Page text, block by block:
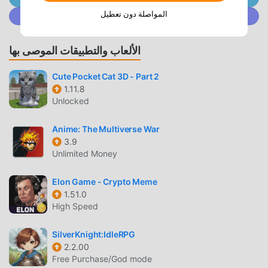
اللاعبين أي رسوم ، وهو آمن 100٪ ومتاح ومجاني للتثبيت. فقط قم
Space Shuttle Flight باعتبارها لعبة شائعة arcade ، ساعدته
ما عليك سوى متابعة البرنامج التعليمي للمبتدئين ، بحيث يمكنك
الكلاسيكية arcade الألعاب Space Shuttle Flight 2.2. في الوقت
نفسه ، قامت moddroid ببناء منصة خاصة لعشاق الألعاب arcade ،
مما يتيح لك التواصل والمشاركة مع جميع عشاق الألعاب arcade من
الألعاب والتطبيقات الموصى بها
Cute Pocket Cat 3D - Part 2
1.11.8
Unlocked
Anime: The Multiverse War
3.9
Unlimited Money
Elon Game - Crypto Meme
1.51.0
High Speed
SilverKnight:IdleRPG
2.2.00
Free Purchase/God mode
المواصلة دون تعطيل